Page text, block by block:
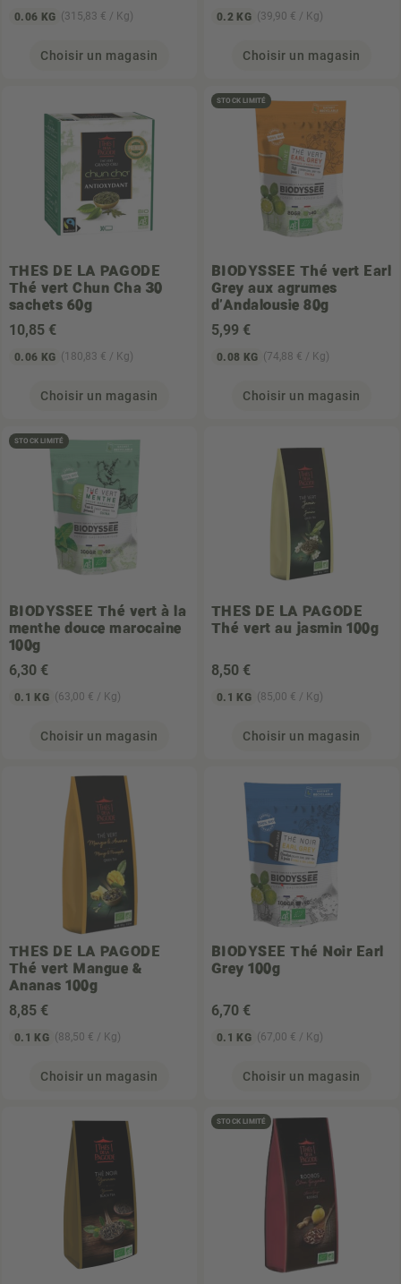
0.06 KG (315,83 € / Kg)
Choisir un magasin
0.2 KG (39,90 € / Kg)
Choisir un magasin
THES DE LA PAGODE
Thé vert Chun Cha 30
sachets 60g
10,85 €
0.06 KG (180,83 € / Kg)
Choisir un magasin
STOCK LIMITÉ
BIODYSSEE Thé vert Earl
Grey aux agrumes
d'Andalousie 80g
5,99 €
0.08 KG (74,88 € / Kg)
Choisir un magasin
STOCK LIMITÉ
BIODYSSEE Thé vert à la
menthe douce marocaine
100g
6,30 €
0.1 KG (63,00 € / Kg)
Choisir un magasin
THES DE LA PAGODE
Thé vert au jasmin 100g
8,50 €
0.1 KG (85,00 € / Kg)
Choisir un magasin
THES DE LA PAGODE
Thé vert Mangue &
Ananas 100g
8,85 €
0.1 KG (88,50 € / Kg)
Choisir un magasin
BIODYSEE Thé Noir Earl
Grey 100g
6,70 €
0.1 KG (67,00 € / Kg)
Choisir un magasin
STOCK LIMITÉ